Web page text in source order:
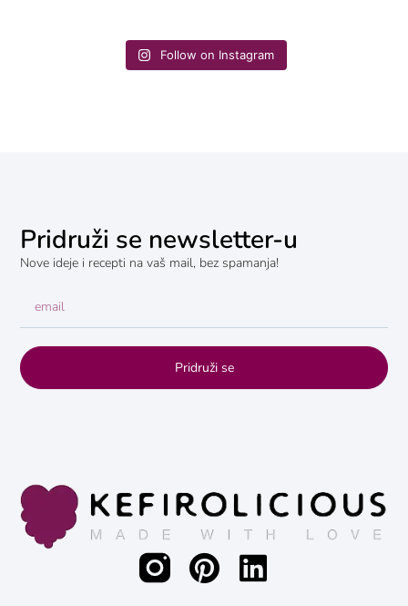
Follow on Instagram
Pridruži se newsletter-u
Nove ideje i recepti na vaš mail, bez spamanja!
Pridruži se